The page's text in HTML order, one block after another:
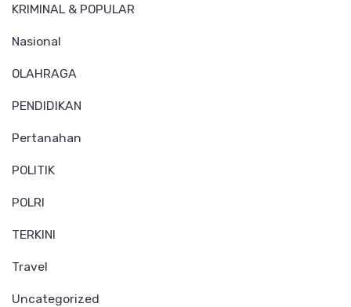
KRIMINAL & POPULAR
Nasional
OLAHRAGA
PENDIDIKAN
Pertanahan
POLITIK
POLRI
TERKINI
Travel
Uncategorized